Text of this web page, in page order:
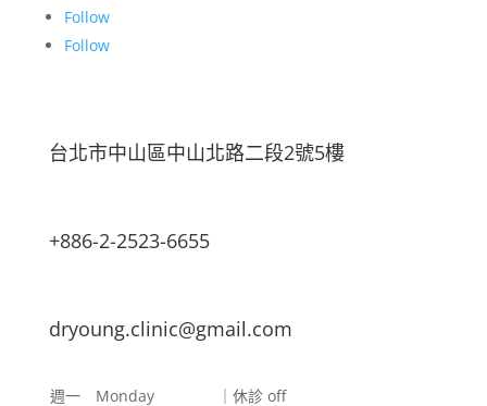
Follow
Follow
台北市中山區中山北路二段2號5樓
+886-2-2523-6655
dryoung.clinic@gmail.com
週一 Monday
｜休診 off